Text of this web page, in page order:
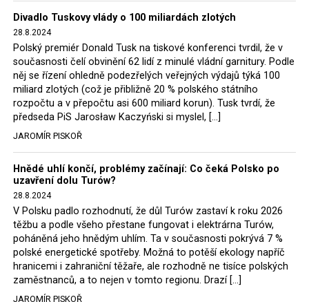
Hołownia, přímo řekli, že by se polská vláda měla
tomuto rozhodnutí podřídit.
Rozhodnutí polského ministra spravedlnosti jistě potěší
německé, české a polské ekology, ale i těžaře. Je těžké si
představit, že by o takové věci rozhodoval sám ministr
Bodnar. Musel získat politický souhlas vládnoucí koalice.
Stále jsou totiž platné argumenty Morawieckého vlády,
že důl i elektrárna jsou – kromě zabezpečování cca 7 %
polského energetického mixu – klíčovými podniky, spolu
se svými dceřinými společnostmi zaměstnávají cca pět
tisíc lidí. Navíc s činností dolu a elektrárny nepřímo
souvisí dalších několik desítek tisíc pracovních míst v
regionu. Zelená politika ale opět zvítězila.
Rozhodnutí polského ministra spravedlnosti jistě potěší
německé, české a polské ekology, kteří žalobu u
Divadlo Tuskovy vlády o 100 miliardách zlotých
28.8.2024
Polský premiér Donald Tusk na tiskové konferenci tvrdil, že v
současnosti čelí obvinění 62 lidí z minulé vládní garnitury. Podle
něj se řízení ohledně podezřelých veřejných výdajů týká 100
miliard zlotých (což je přibližně 20 % polského státního
rozpočtu a v přepočtu asi 600 miliard korun). Tusk tvrdí, že
předseda PiS Jarosław Kaczyński si myslel, […]
JAROMÍR PISKOŘ
Hnědé uhlí končí, problémy začínají: Co čeká Polsko po
uzavření dolu Turów?
28.8.2024
V Polsku padlo rozhodnutí, že důl Turów zastaví k roku 2026
těžbu a podle všeho přestane fungovat i elektrárna Turów,
poháněná jeho hnědým uhlím. Ta v současnosti pokrývá 7 %
polské energetické spotřeby. Možná to potěší ekology napříč
hranicemi i zahraniční těžaře, ale rozhodně ne tisíce polských
zaměstnanců, a to nejen v tomto regionu. Drazí […]
JAROMÍR PISKOŘ